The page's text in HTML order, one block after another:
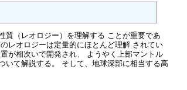
質（レオロジー）を理解する ことが重要であ
レオロジーは定量的にほとんど理解 されてい
が相次いで開発され、 ようやく上部マントル
いて解説する。 そして、地球深部に相当する高